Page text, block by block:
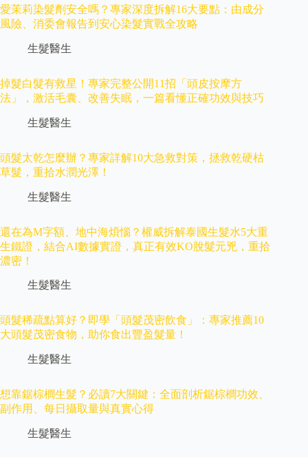
愛茉莉染髮劑安全嗎？專家深度拆解16大要點：由成分
風險、消委會報告到安心染髮實戰全攻略
生髮醫生
掉髮白髮有救星！專家完整公開11招「頭皮按摩方
法」，激活毛囊、改善失眠，一篇看懂正確功效與技巧
生髮醫生
頭髮太乾怎麼辦？專家詳解10大急救對策，拯救乾硬枯
草髮，重拾水潤光澤！
生髮醫生
還在為M字額、地中海煩惱？權威拆解泰國生髮水5大重
生鐵證，結合AI數據實證，真正有效KO脫髮元兇，重拾
濃密！
生髮醫生
頭髮稀疏點算好？即學「頭髮茂密飲食」：專家推薦10
大頭髮茂密食物，助你食出豐盈髮量！
生髮醫生
想靠鋸棕櫚生髮？必讀7大關鍵：全面剖析鋸棕櫚功效、
副作用、每日攝取量與真實心得
生髮醫生